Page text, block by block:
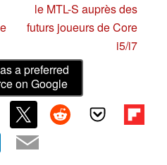
le MTL-S auprès des
futurs joueurs de Core
i5/i7
a preferred
on Google